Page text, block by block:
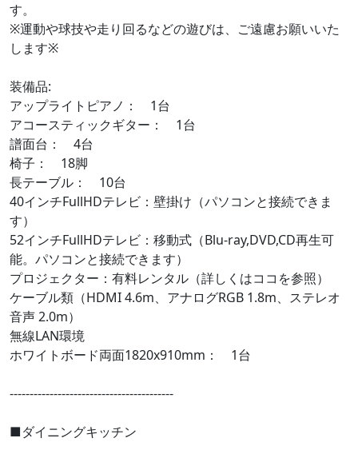
す。
※運動や球技や走り回るなどの遊びは、ご遠慮お願いいた
します※
装備品:
アップライトピアノ： 1台
アコースティックギター： 1台
譜面台： 4台
椅子： 18脚
長テーブル： 10台
40インチFullHDテレビ：壁掛け（パソコンと接続できま
す）
52インチFullHDテレビ：移動式（Blu-ray,DVD,CD再生可
能。パソコンと接続できます）
プロジェクター：有料レンタル（詳しくはココを参照）
ケーブル類（HDMI 4.6m、アナログRGB 1.8m、ステレオ
音声 2.0m）
無線LAN環境
ホワイトボード両面1820x910mm： 1台
-----------------------------------------
■ダイニングキッチン